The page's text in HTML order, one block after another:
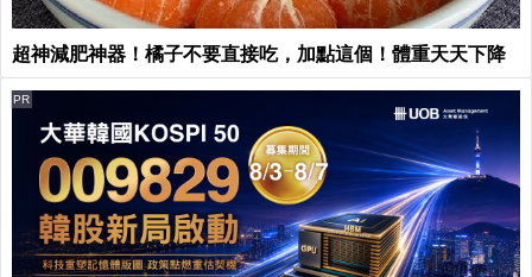
超神減肥神器！橘子不要直接吃，加點這個！體重天天下降
PR